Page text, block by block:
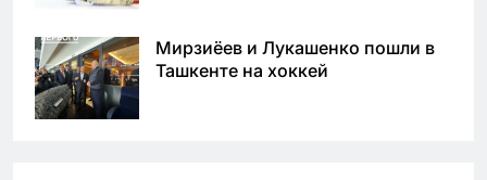
Мирзиёев и Лукашенко пошли в
Ташкенте на хоккей